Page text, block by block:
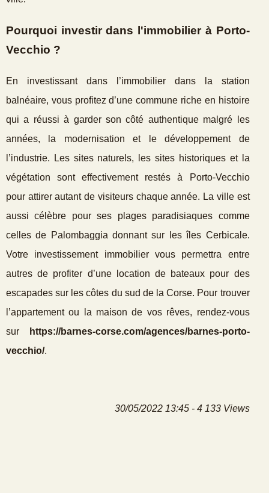
Pourquoi investir dans l'immobilier à Porto-
Vecchio ?
En investissant dans l’immobilier dans la station
balnéaire, vous profitez d’une commune riche en histoire
qui a réussi à garder son côté authentique malgré les
années, la modernisation et le développement de
l’industrie. Les sites naturels, les sites historiques et la
végétation sont effectivement restés à Porto-Vecchio
pour attirer autant de visiteurs chaque année. La ville est
aussi célèbre pour ses plages paradisiaques comme
celles de Palombaggia donnant sur les îles Cerbicale.
Votre investissement immobilier vous permettra entre
autres de profiter d’une location de bateaux pour des
escapades sur les côtes du sud de la Corse. Pour trouver
l’appartement ou la maison de vos rêves, rendez-vous
sur
https://barnes-corse.com/agences/barnes-porto-
vecchio/.
30/05/2022 13:45 - 4 133 Views